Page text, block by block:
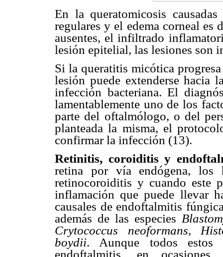
En la queratomicosis
regulares y el edema corneal es
ausentes, el infiltrado
lesión epitelial, las lesiones son
Si la queratitis micótica
lesión puede extenderse hacia
infección bacteriana. El
lamentablemente uno de los
parte del oftalmólogo, o del
planteada la misma, el
confirmar la infección (13).
Retinitis, coroiditis y
retina por vía endógena, los
retinocoroiditis y cuando este
inflamación que puede llevar
causales de endoftalmitis
además de las especies
Crytococcus neoformans,
boydii. Aunque todos estos